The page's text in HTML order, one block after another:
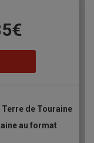
de Touraine
au format